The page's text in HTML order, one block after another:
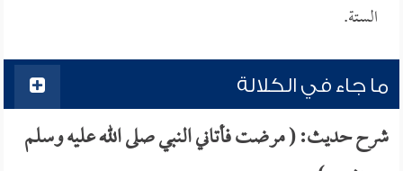
الستة.
ما جاء في الكلالة
شرح حديث: ( مرضت فأتاني النبي صلى الله عليه وسلم